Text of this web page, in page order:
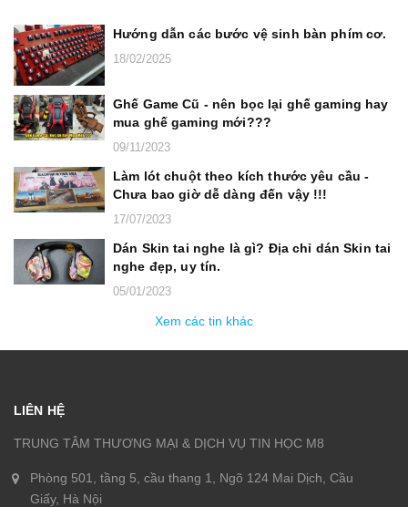
Hướng dẫn các bước vệ sinh bàn phím cơ.
18/02/2025
Ghế Game Cũ - nên bọc lại ghế gaming hay
mua ghế gaming mới???
09/11/2023
Làm lót chuột theo kích thước yêu cầu -
Chưa bao giờ dễ dàng đến vậy !!!
17/07/2023
Dán Skin tai nghe là gì? Địa chỉ dán Skin tai
nghe đẹp, uy tín.
05/01/2023
Xem các tin khác
LIÊN HỆ
TRUNG TÂM THƯƠNG MẠI & DỊCH VỤ TIN HỌC M8
Phòng 501, tầng 5, cầu thang 1, Ngõ 124 Mai Dịch, Cầu
Giấy, Hà Nội